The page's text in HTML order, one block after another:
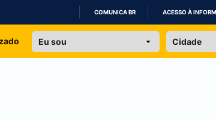
IR
COMUNICA BR ACESSO À